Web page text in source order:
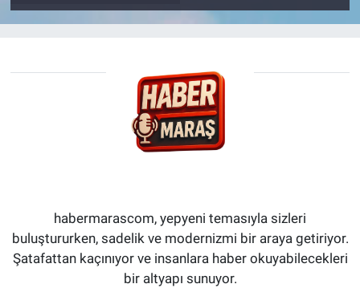
habermarascom, yepyeni temasıyla sizleri
buluştururken, sadelik ve modernizmi bir araya getiriyor.
Şatafattan kaçınıyor ve insanlara haber okuyabilecekleri
bir altyapı sunuyor.